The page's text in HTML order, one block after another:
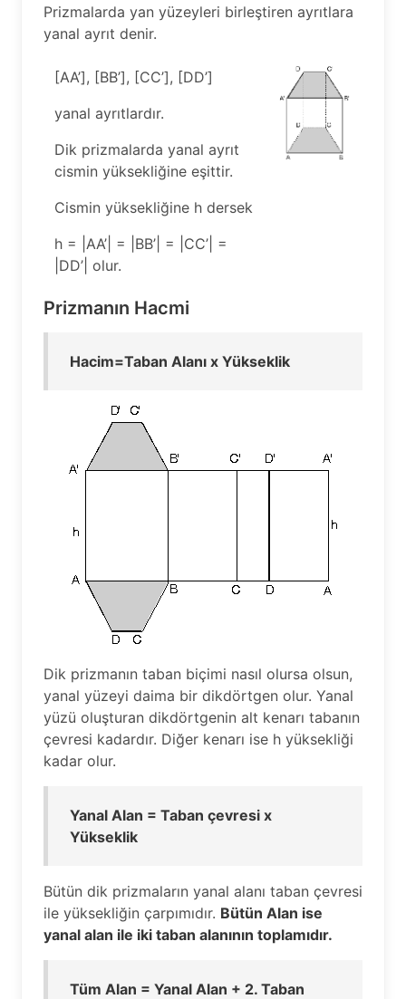
Prizmalarda yan yüzeyleri birleştiren ayrıtlara
yanal ayrıt denir.
[AA’], [BB’], [CC’], [DD’]
yanal ayrıtlardır.
Dik prizmalarda yanal ayrıt
cismin yüksekliğine eşittir.
Cismin yüksekliğine h dersek
h = |AA’| = |BB’| = |CC’| =
|DD’| olur.
Prizmanın Hacmi
Hacim=Taban Alanı x Yükseklik
Dik prizmanın taban biçimi nasıl olursa olsun,
yanal yüzeyi daima bir dikdörtgen olur. Yanal
yüzü oluşturan dikdörtgenin alt kenarı tabanın
çevresi kadardır. Diğer kenarı ise h yüksekliği
kadar olur.
Yanal Alan = Taban çevresi x
Yükseklik
Bütün dik prizmaların yanal alanı taban çevresi
ile yüksekliğin çarpımıdır. Bütün Alan ise
yanal alan ile iki taban alanının toplamıdır.
Tüm Alan = Yanal Alan + 2. Taban